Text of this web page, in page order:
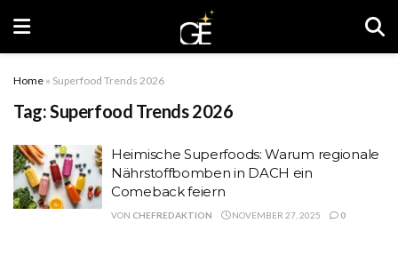
Home » Superfood Trends 2026
Tag:Superfood Trends 2026
Heimische Superfoods: Warum regionale
Nährstoffbomben in DACH ein
Comeback feiern
VON CHEFREDAKTION NOVEMBER 27, 2025 0